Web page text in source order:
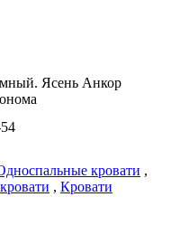
Ясень Анкор
кровати ,
, Кровати